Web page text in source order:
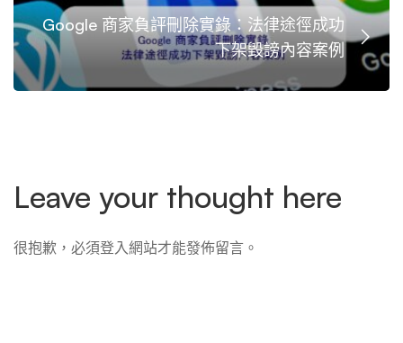
Google 商家負評刪除實錄：法律途徑成功
下架毀謗內容案例
Leave your thought here
很抱歉，必須登入網站才能發佈留言。